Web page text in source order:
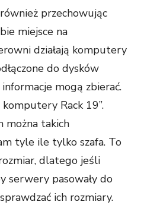
przechowując
miejsce na
działają komputery
do dysków
mogą zbierać.
Rack 19”.
można takich
tyle ile tylko szafa. To
dlatego jeśli
serwery pasowały do
ich rozmiary.